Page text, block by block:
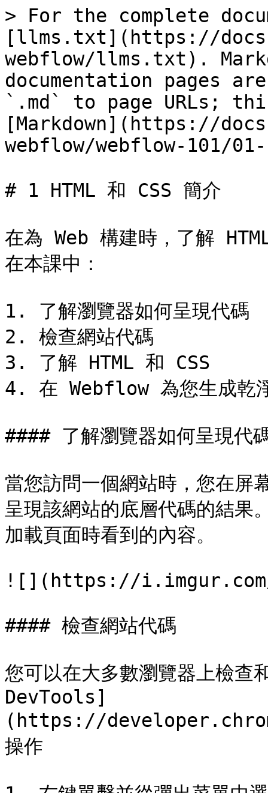
> For the complete
[llms.txt](https://
webflow/llms.txt).
documentation pages
`.md` to page URLs;
[Markdown](https://
webflow/webflow-101/
# 1 HTML 和 CSS 簡介
在為 Web 構建時，了解
在本課中：
1. 了解瀏覽器如何呈現代碼
2. 檢查網站代碼
3. 了解 HTML 和 CSS
4. 在 Webflow 為您生成乾
#### 了解瀏覽器如何呈現代
當您訪問一個網站時，您在屏
呈現該網站的底層代碼的結果
加載頁面時看到的內容。
![](https://i.imgur.com/
#### 檢查網站代碼
您可以在大多數瀏覽器上檢
DevTools]
(https://
操作